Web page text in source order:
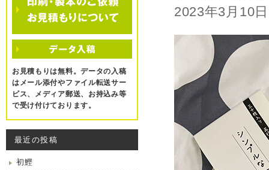
お見積もりは無料。データの入稿
はメール添付やファイル転送サー
ビス、メディア郵送、お持込み等
で受け付けております。
最近の投稿
初鰹
2023年3月10日